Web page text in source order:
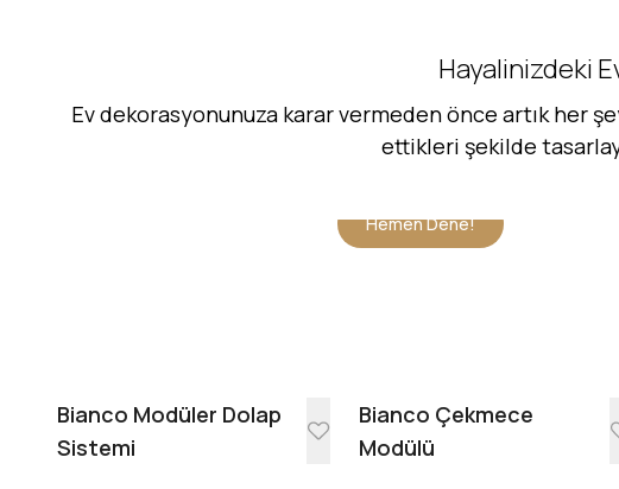
Hayalinizdeki
Ev dekorasyonunuza karar vermeden önce artık her
ettikleri şekilde
Hemen Dene!
Bianco Modüler Dolap
Sistemi
Bianco Çekmece
Modülü